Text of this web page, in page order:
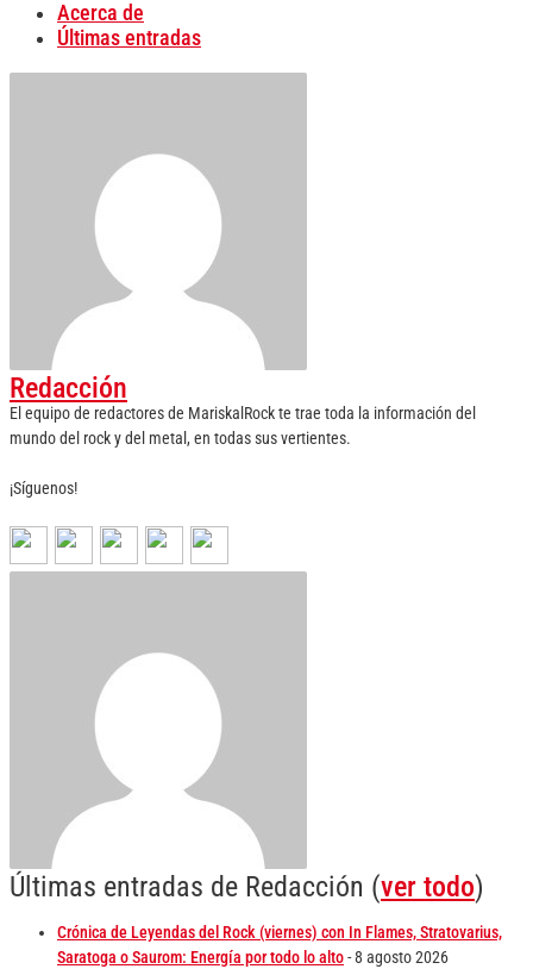
Acerca de
Últimas entradas
Redacción
El equipo de redactores de MariskalRock te trae toda la información del
mundo del rock y del metal, en todas sus vertientes.
¡Síguenos!
Últimas entradas de Redacción (ver todo)
Crónica de Leyendas del Rock (viernes) con In Flames, Stratovarius,
Saratoga o Saurom: Energía por todo lo alto- 8 agosto 2026